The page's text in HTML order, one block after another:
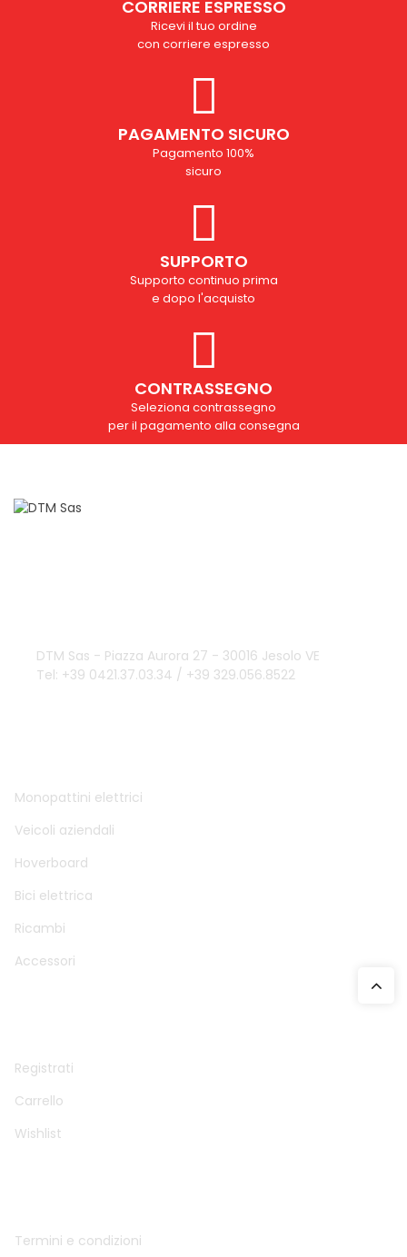
CORRIERE ESPRESSO
Ricevi il tuo ordine
con corriere espresso
PAGAMENTO SICURO
Pagamento 100%
sicuro
SUPPORTO
Supporto continuo prima
e dopo l'acquisto
CONTRASSEGNO
Seleziona contrassegno
per il pagamento alla consegna
DTM Sas - Piazza Aurora 27 - 30016 Jesolo VE
Tel: +39 0421.37.03.34 / +39 329.056.8522
Monopattini elettrici
Veicoli aziendali
Hoverboard
Bici elettrica
Ricambi
Accessori
Registrati
Carrello
Wishlist
Termini e condizioni